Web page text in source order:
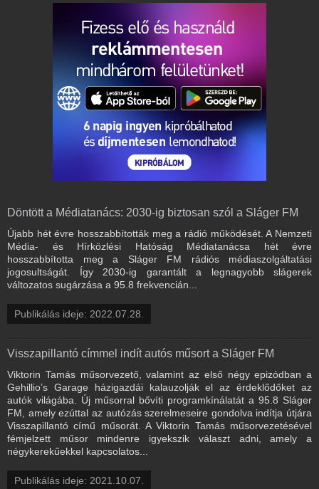
Döntött a Médiatanács: 2030-ig biztosan szól a Sláger FM
Újabb hét évre hosszabbították meg a rádió működését. A Nemzeti
Média- és Hírközlési Hatóság Médiatanácsa hét évre
hosszabbította meg a Sláger FM rádiós médiaszolgáltatási
jogosultságát. Így 2030-ig garantált a legnagyobb slágerek
változatos sugárzása a 95.8 frekvencián...
Publikálás ideje: 2022.07.28.
Visszapillantó címmel indít autós műsort a Sláger FM
Viktorin Tamás műsorvezető, valamint az első négy epizódban a
Gehillio’s Garage házigazdái kalauzolják el az érdeklődőket az
autók világába. Új műsorral bővíti programkínálatát a 95.8 Sláger
FM, amely ezúttal az autózás szerelmeseire gondolva indítja útjára
Visszapillantó című műsorát. A Viktorin Tamás műsorvezetésével
fémjelzett műsor mindenre igyekszik választ adni, amely a
négykerekűekkel kapcsolatos...
Publikálás ideje: 2021.10.07.